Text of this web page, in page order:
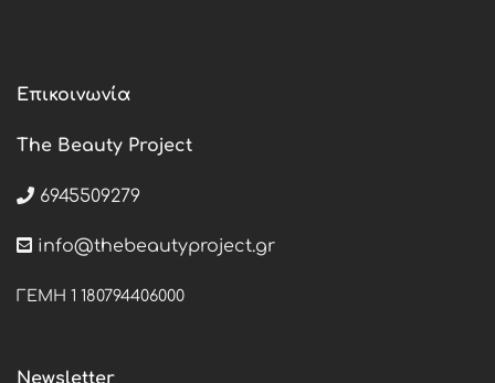
Επικοινωνία
The Beauty Project
6945509279
info@thebeautyproject.gr
ΓΕΜΗ 1 180794406000
Newsletter